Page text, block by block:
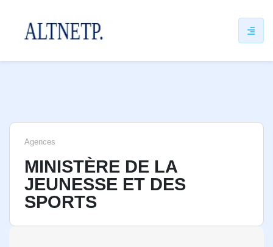
Agences
MINISTÈRE DE LA
JEUNESSE ET DES
SPORTS